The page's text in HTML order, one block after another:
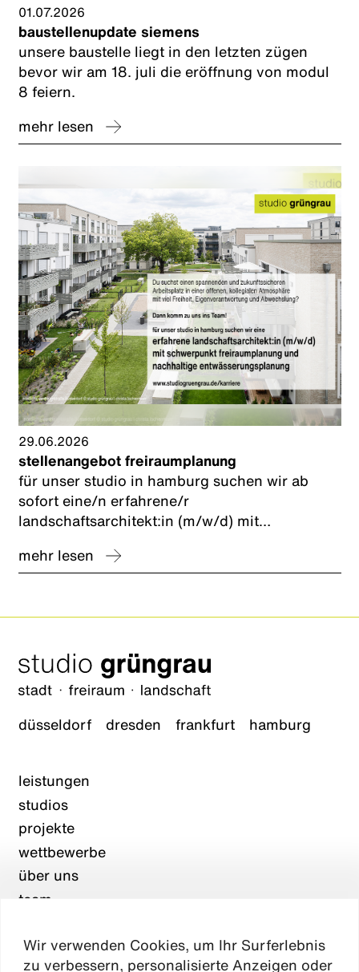
Wir verwenden Cookies, um Ihr Surferlebnis
zu verbessern, personalisierte Anzeigen oder
01.07.2026
baustellenupdate siemens
unsere baustelle liegt in den letzten zügen
bevor wir am 18. juli die eröffnung von modul
8 feiern.
mehr lesen
29.06.2026
stellenangebot freiraumplanung
für unser studio in hamburg suchen wir ab
sofort eine/n erfahrene/r
landschaftsarchitekt:in (m/w/d) mit
entwässerungsplanung zur förderung
mehr lesen
düsseldorf dresden frankfurt hamburg
leistungen
studios
projekte
wettbewerbe
über uns
team
aktuelles